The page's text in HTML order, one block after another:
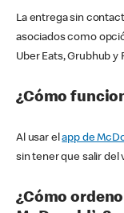
La entrega sin
asociados como
Uber Eats, Grubhub y
¿Cómo
Al usar elapp de
sin tener que salir del
¿Cómo